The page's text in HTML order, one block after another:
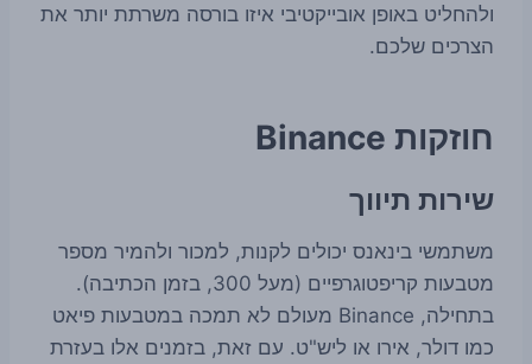
ולהחליט באופן אובייקטיבי איזו בורסה משרתת יותר את
הצרכים שלכם.
חוזקות Binance
שירות תיווך
משתמשי בינאנס יכולים לקנות, למכור ולהמיר מספר
מטבעות קריפטוגרפיים (מעל 300, בזמן הכתיבה).
בתחילה, Binance מעולם לא תמכה במטבעות פיאט
כמו דולר, אירו או ליש"ט. עם זאת, בזמנים אלו בעזרת